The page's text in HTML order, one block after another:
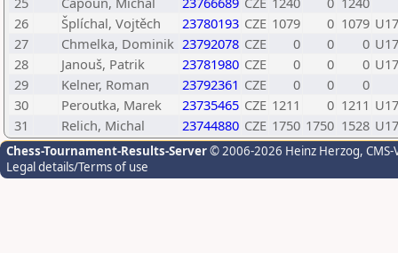
26
Šplíchal, Vojtěch 23780193 CZE 1079 0 1079 U17
27
Chmelka, Dominik 23792078 CZE 0 0 0 U17
28
Janouš, Patrik 23781980 CZE 0 0 0 U17
29
Kelner, Roman 23792361 CZE 0 0
0
30
Peroutka, Marek 23735465 CZE 1211 0 1211 U17
31
Relich, Michal 23744880 CZE 1750 1750 1528 U17
Chess-Tournament-Results-Server© 2006-2026 Heinz Herzog,
Legal details/Terms of use